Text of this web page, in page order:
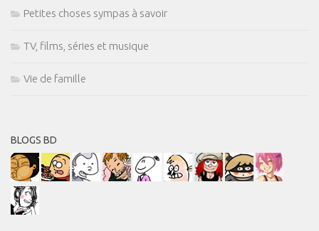
Petites choses sympas à savoir
TV, films, séries et musique
Vie de famille
BLOGS BD